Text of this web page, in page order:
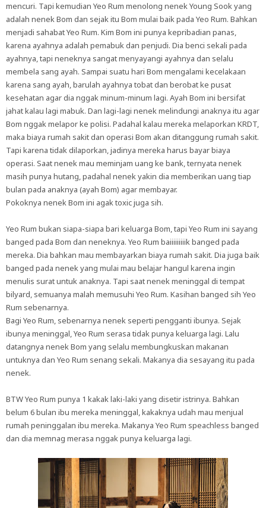
mencuri. Tapi kemudian Yeo Rum menolong nenek Young Sook yang
adalah nenek Bom dan sejak itu Bom mulai baik pada Yeo Rum. Bahkan
menjadi sahabat Yeo Rum. Kim Bom ini punya kepribadian panas,
karena ayahnya adalah pemabuk dan penjudi. Dia benci sekali pada
ayahnya, tapi neneknya sangat menyayangi ayahnya dan selalu
membela sang ayah. Sampai suatu hari Bom mengalami kecelakaan
karena sang ayah, barulah ayahnya tobat dan berobat ke pusat
kesehatan agar dia nggak minum-minum lagi. Ayah Bom ini bersifat
jahat kalau lagi mabuk. Dan lagi-lagi nenek melindungi anaknya itu agar
Bom nggak melapor ke polisi. Padahal kalau mereka melaporkan KRDT,
maka biaya rumah sakit dan operasi Bom akan ditanggung rumah sakit.
Tapi karena tidak dilaporkan, jadinya mereka harus bayar biaya
operasi. Saat nenek mau meminjam uang ke bank, ternyata nenek
masih punya hutang, padahal nenek yakin dia memberikan uang tiap
bulan pada anaknya (ayah Bom) agar membayar.
Pokoknya nenek Bom ini agak toxic juga sih.
Yeo Rum bukan siapa-siapa bari keluarga Bom, tapi Yeo Rum ini sayang
banged pada Bom dan neneknya. Yeo Rum baiiiiiiiiik banged pada
mereka. Dia bahkan mau membayarkan biaya rumah sakit. Dia juga baik
banged pada nenek yang mulai mau belajar hangul karena ingin
menulis surat untuk anaknya. Tapi saat nenek meninggal di tempat
bilyard, semuanya malah memusuhi Yeo Rum. Kasihan banged sih Yeo
Rum sebenarnya.
Bagi Yeo Rum, sebenarnya nenek seperti pengganti ibunya. Sejak
ibunya meninggal, Yeo Rum serasa tidak punya keluarga lagi. Lalu
datangnya nenek Bom yang selalu membungkuskan makanan
untuknya dan Yeo Rum senang sekali. Makanya dia sesayang itu pada
nenek.
BTW Yeo Rum punya 1 kakak laki-laki yang disetir istrinya. Bahkan
belum 6 bulan ibu mereka meninggal, kakaknya udah mau menjual
rumah peninggalan ibu mereka. Makanya Yeo Rum speachless banged
dan dia memnag merasa nggak punya keluarga lagi.